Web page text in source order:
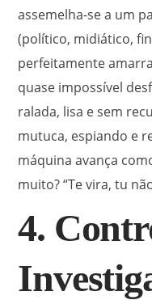
assemelha-se a um
(político, midiático,
perfeitamente
quase impossível
ralada, lisa e sem
mutuca, espiando e
máquina avança
muito? “Te vira, tu
4.